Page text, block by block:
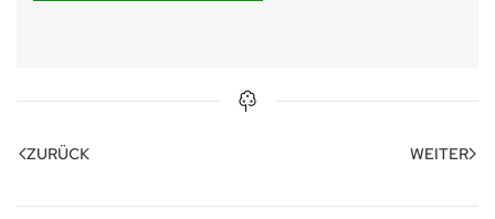
ZURÜCK WEITER